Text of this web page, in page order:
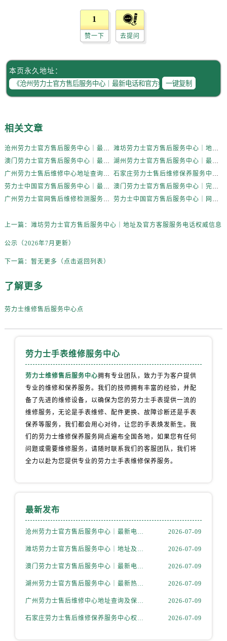
1
赞一下 去提问
本页永久地址：
一键复制
相关文章
沧州劳力士官方售后服务中心｜最新电话和官方维修地址权威信息公示（2026年7月更新）
潍坊劳力士官方售后服务中心｜地址及官方客服服务电话权威信息公示（2026年7月更新）
澳门劳力士官方售后服务中心｜最新电话和维修地址权威信息公示（2026年7月更新）
湖州劳力士官方售后服务中心｜最新热线和详细维修地址权威信息公示（2026年7月更新）
广州劳力士售后维修中心地址查询及保养服务指南权威公示（2026年7月最新）
石家庄劳力士售后维修保养服务中心权威公示（2026年7月最新）
劳力士中国官方售后服务中心｜最新热线及详细网点地址权威信息通知（2026年7月更新）
澳门劳力士官方售后服务中心｜完整地址与客服电话权威信息公示（2026年7月更新）
广州劳力士官网售后维修检测服务中心权威公示（2026年7月最新）
劳力士中国官方售后服务中心｜网点地址与售后服务电话权威信息声明（2026年7月最新）
上一篇： 潍坊劳力士官方售后服务中心｜地址及官方客服服务电话权威信息
公示（2026年7月更新）
下一篇： 暂无更多（点击返回列表）
了解更多
劳力士维修售后服务中心点
劳力士手表维修服务中心
劳力士维修售后服务中心拥有专业团队，致力于为客户提供
专业的维修和保养服务。我们的技师拥有丰富的经验，并配
备了先进的维修设备，以确保为您的劳力士手表提供一流的
维修服务，无论是手表维修、配件更换、故障诊断还是手表
保养等服务，我们都会用心对待，让您的手表焕发新生。我
们的劳力士维修保养服务网点遍布全国各地，如果您有任何
问题或需要维修服务，请随时联系我们的客服团队，我们将
全力以赴为您提供专业的劳力士手表维修保养服务。
最新发布
沧州劳力士官方售后服务中心｜最新电话和官方维修地址权威信息公示（2026年7月更新） 2026-07-09
潍坊劳力士官方售后服务中心｜地址及官方客服服务电话权威信息公示（2026年7月更新） 2026-07-09
澳门劳力士官方售后服务中心｜最新电话和维修地址权威信息公示（2026年7月更新） 2026-07-09
湖州劳力士官方售后服务中心｜最新热线和详细维修地址权威信息公示（2026年7月更新） 2026-07-09
广州劳力士售后维修中心地址查询及保养服务指南权威公示（2026年7月最新） 2026-07-09
石家庄劳力士售后维修保养服务中心权威公示（2026年7月最新） 2026-07-09